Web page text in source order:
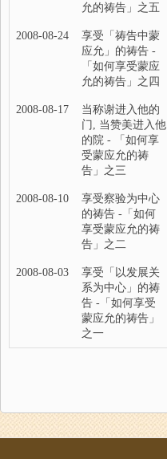
允的祷告」之五
2008-08-24
享受「祷告中蒙
应允」的祷告 -
「如何享受蒙应
允的祷告」之四
2008-08-17
当称谢进入他的
门, 当赞美进入他
的院 - 「如何享
受蒙应允的祷
告」之三
2008-08-10
享受察验为中心
的祷告 -「如何
享受蒙应允的祷
告」之二
2008-08-03
享受「以发展关
系为中心」的祷
告 -「如何享受
蒙应允的祷告」
之一